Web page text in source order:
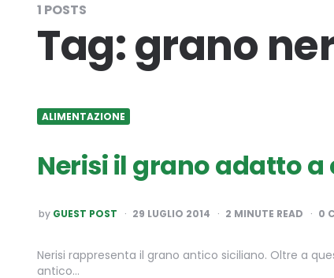
1 POSTS
Tag:grano
ALIMENTAZIONE
Nerisi il grano adatto
POSTED
BY
by GUEST POST 29 LUGLIO 2014 2 MINUTE READ 0
Nerisi rappresenta il grano antico siciliano. Oltre a
antico…